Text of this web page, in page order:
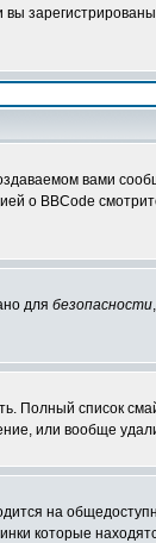
вами
о BBCode
для безопасности
Полный список
или вообще
на
которые